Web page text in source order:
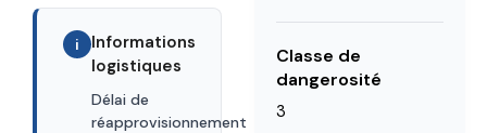
i
Informations
logistiques
Délai de
réapprovisionnement
30 days
Classe de
dangerosité
3